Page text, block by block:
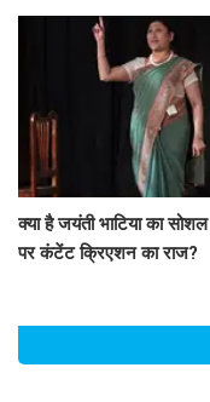
क्या है जयंती भाटिया का सोशल
पर कंटेंट क्रिएशन का राज?